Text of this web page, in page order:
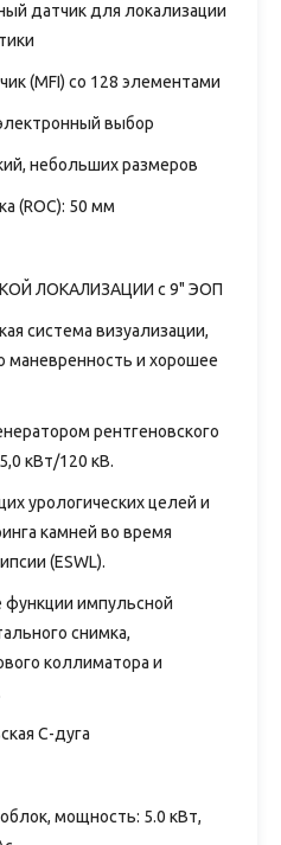
датчик для локализации
(MFI) со 128 элементами
выбор
небольших размеров
(ROC): 50 мм
ЛОКАЛИЗАЦИИ с 9" ЭОП
система визуализации,
маневренность и хорошее
рентгеновского
кВт/120 кВ.
урологических целей и
камней во время
(ESWL).
импульсной
снимка,
коллиматора и
С-дуга
мощность: 5.0 кВт,